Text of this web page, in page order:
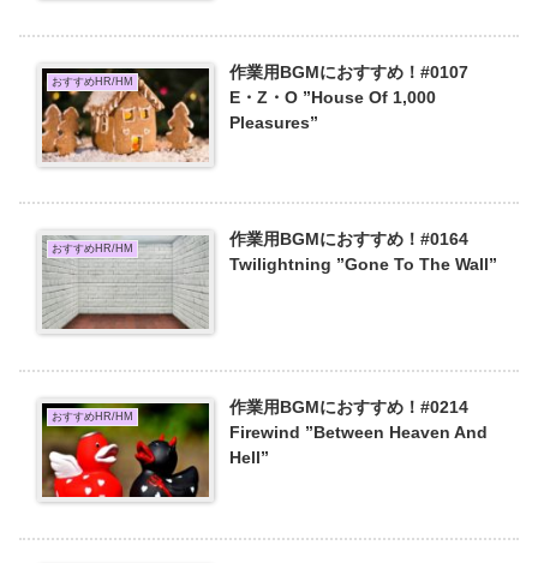
おすすめHR/HM
作業用BGMにおすすめ！#0107
E・Z・O ”House Of 1,000
Pleasures”
おすすめHR/HM
作業用BGMにおすすめ！#0164
Twilightning ”Gone To The Wall”
おすすめHR/HM
作業用BGMにおすすめ！#0214
Firewind ”Between Heaven And
Hell”